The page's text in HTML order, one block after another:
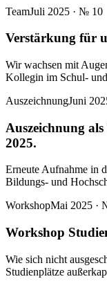
TeamJuli 2025 · № 10
Verstärkung für
Wir wachsen mit
Kollegin im Schul-
AuszeichnungJuni
Auszeichnung
2025.
Erneute Aufnahme in
Bildungs- und
WorkshopMai 2025 ·
Workshop
Wie sich nicht
Studienplätze